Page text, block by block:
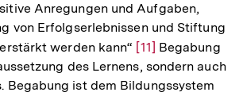
Anregungen und Aufgaben,
von Erfolgserlebnissen und Stiftung
werden kann“ Zur
Auflösung
der
[11] Begabung
des Lernens, sondern auch
Begabung ist dem Bildungssystem